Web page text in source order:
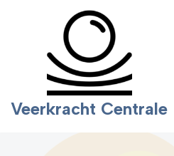
Veerkracht Centrale